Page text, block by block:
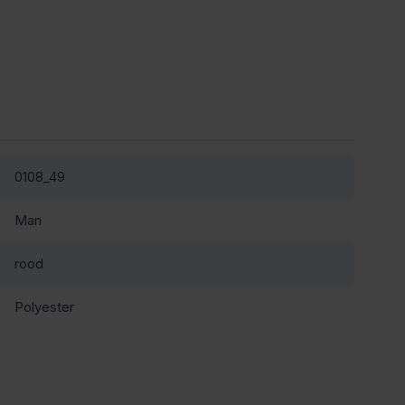
0108_49
Man
rood
Polyester